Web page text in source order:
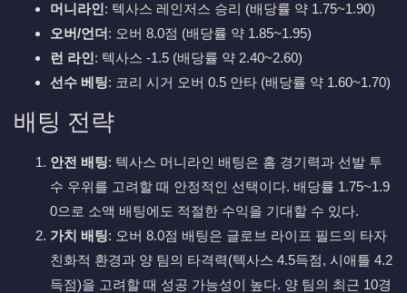
머니라인: 텍사스 레인저스 승리 (배당률 약 1.75~1.90)
오버/언더: 오버 8.0점 (배당률 약 1.85~1.95)
런 라인: 텍사스 -1.5 (배당률 약 2.40~2.60)
선수 베팅: 코리 시거 오버 0.5 안타 (배당률 약 1.60~1.70)
배팅 전략
안전 배팅: 텍사스 머니라인 배팅은 홈 경기력과 선발 투
수 우위를 고려할 때 안정적인 선택이다. 배당률 1.75~1.9
0으로 소액 배팅에도 적절한 수익을 기대할 수 있다.
가치 배팅: 오버 8.0점 배팅은 글로브 라이프 필드의 타자
친화적 환경과 양 팀의 타격력(텍사스 4.5득점, 시애틀 4.2
득점)을 고려할 때 성공 가능성이 높다. 양 팀의 최근 10경